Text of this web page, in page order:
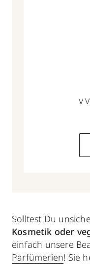
V
Solltest Du
Kosmetik oder
einfach unsere
Parfümerien! Sie